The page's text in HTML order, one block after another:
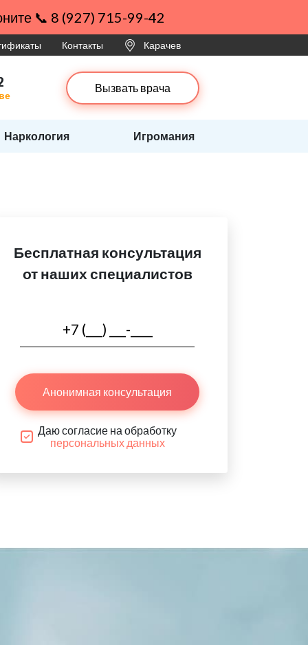
📞 8 (927) 715-99-42
Контакты Карачев
Вызвать врача
Наркология Игромания
Бесплатная консультация
от наших специалистов
Анонимная консультация
Даю согласие на обработку
персональных данных